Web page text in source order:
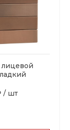
/ шт